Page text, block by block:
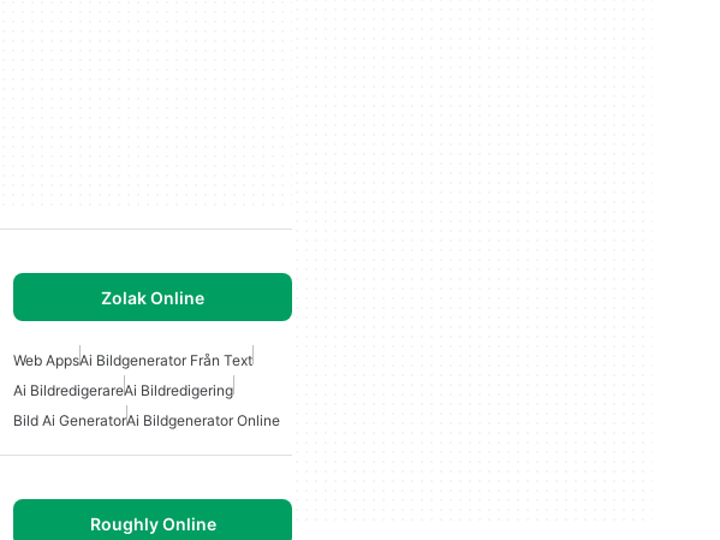
Zolak Online
Web AppsAi Bildgenerator Från Text
Ai BildredigerareAi Bildredigering
Bild Ai GeneratorAi Bildgenerator Online
Roughly Online